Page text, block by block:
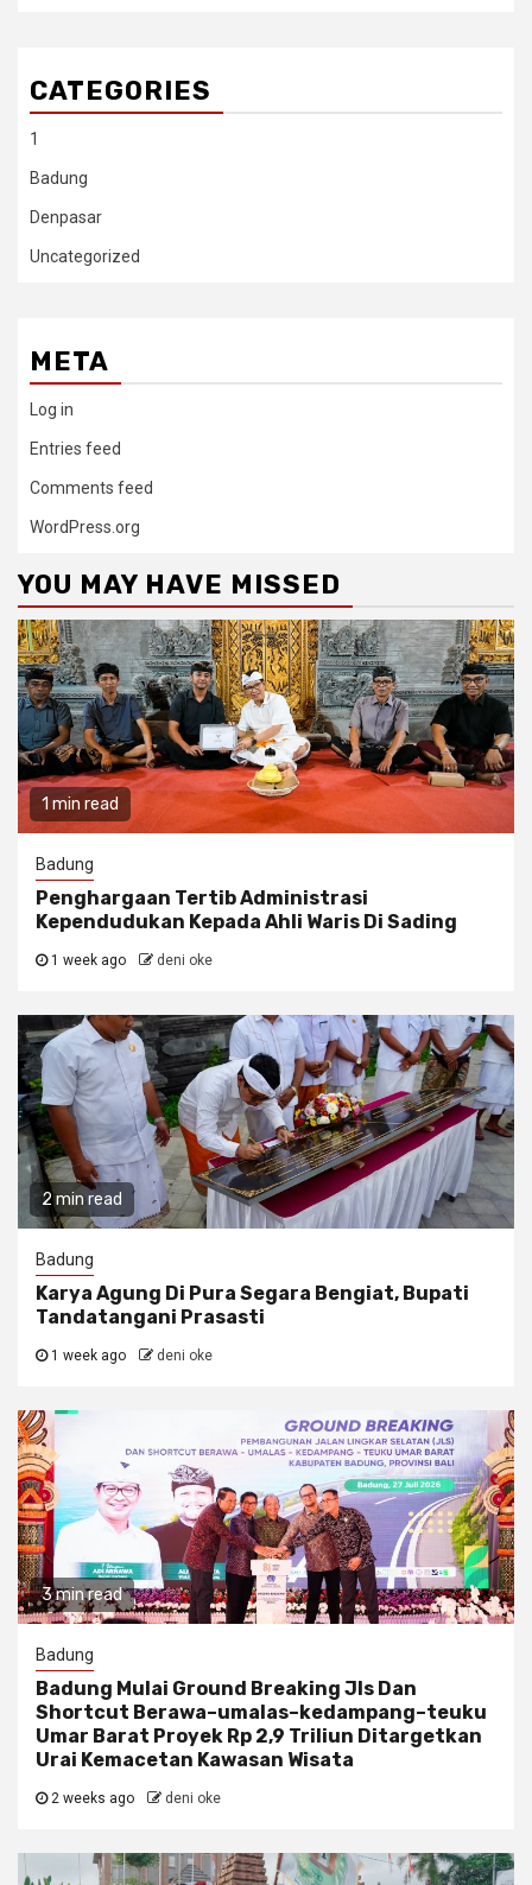
CATEGORIES
1
Badung
Denpasar
Uncategorized
META
Log in
Entries feed
Comments feed
WordPress.org
YOU MAY HAVE MISSED
1 min read
Badung
Penghargaan Tertib Administrasi
Kependudukan Kepada Ahli Waris Di Sading
1 week ago deni oke
2 min read
Badung
Karya Agung Di Pura Segara Bengiat, Bupati
Tandatangani Prasasti
1 week ago deni oke
3 min read
Badung
Badung Mulai Ground Breaking Jls Dan
Shortcut Berawa–umalas–kedampang–teuku
Umar Barat Proyek Rp 2,9 Triliun Ditargetkan
Urai Kemacetan Kawasan Wisata
2 weeks ago deni oke